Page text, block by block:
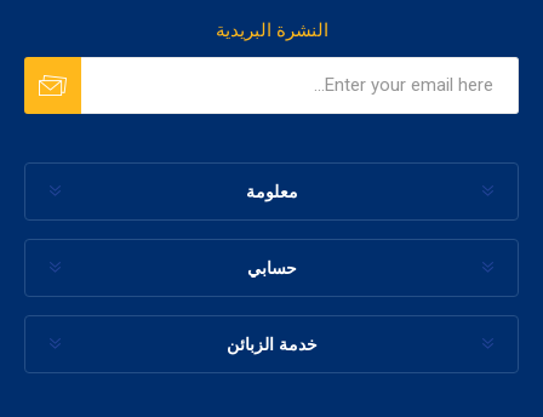
النشرة البريدية
معلومة
حسابي
خدمة الزبائن